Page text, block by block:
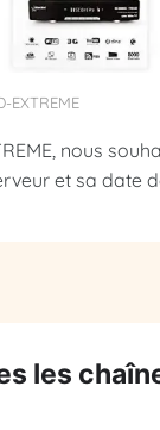
EXTREME
nous
et sa date
les